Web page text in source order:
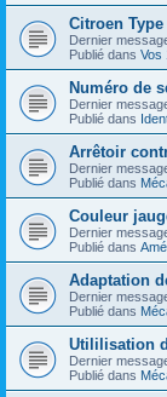
Citroen
Dernier
Publié dans Vos
Numéro de
Dernier
Publié dans
Arrêtoir
Dernier
Publié dans
Couleur
Dernier
Publié dans
Adaptation
Dernier
Publié dans
Utililisation
Dernier
Publié dans